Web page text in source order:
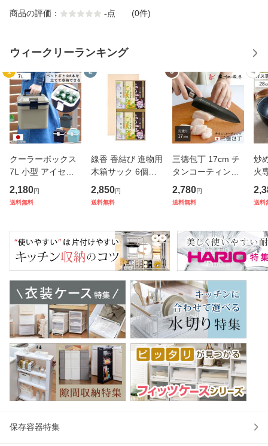
商品の評価： -点 (0件)
ウィークリーランキング
1
クーラーボックス
7L 小型 アイセル1
0 ハードタイプ （
保冷 クーラーBOX
ックス 7リットル
クーラー
2,180円
送料無料
2
線香 香結び 進物用
木箱サック 6個入
り ギフト （ お線
香 微煙 仏壇 お墓
プレゼント 贈り物
）
2,850円
送料無料
3
三徳包丁 17cm チ
タンコーティング
濃州正宗 日本製 （
包丁 万能包丁 料理
5ミリ チタン 錆び
にくい 切
2,780円
送料無料
4
炒
火
モ
ル
ン
K
送料
保存容器特集